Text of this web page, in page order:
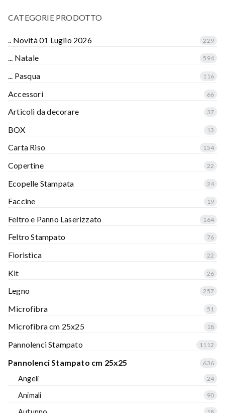
CATEGORIE PRODOTTO
.. Novità 01 Luglio 2026 229
... Natale 594
... Pasqua 116
Accessori 66
Articoli da decorare 37
BOX 13
Carta Riso 154
Copertine 22
Ecopelle Stampata 24
Faccine 19
Feltro e Panno Laserizzato 164
Feltro Stampato 76
Fioristica 22
Kit 26
Legno 257
Microfibra 51
Microfibra cm 25x25 18
Pannolenci Stampato 1112
Pannolenci Stampato cm 25x25 636
Angeli 24
Animali 90